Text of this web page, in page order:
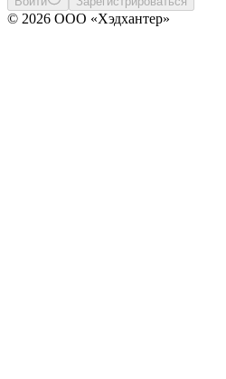
© 2026 ООО «Хэдхантер»